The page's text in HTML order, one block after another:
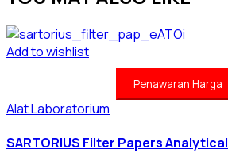
Add to wishlist
Penawaran Harga
Alat Laboratorium
SARTORIUS Filter Papers Analytical